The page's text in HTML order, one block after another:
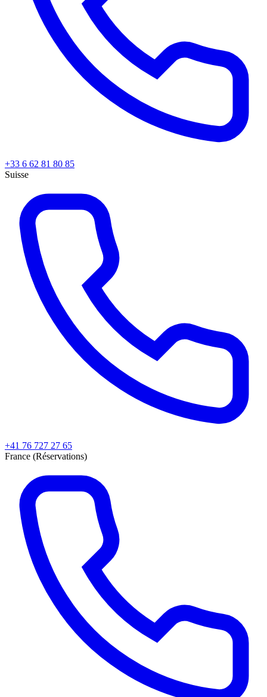
+33 6 62 81 80 85
Suisse
+41 76 727 27 65
France (Réservations)